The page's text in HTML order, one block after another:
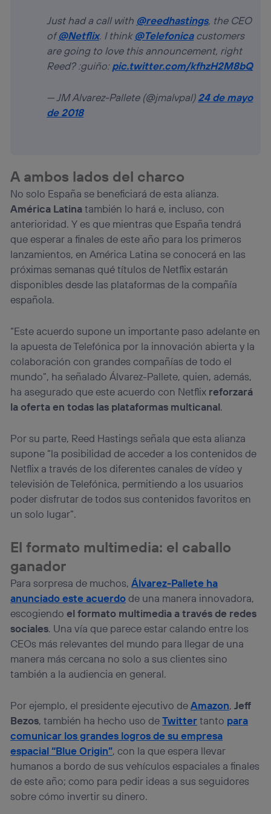
Just had a call with @reedhastings, the CEO
of@Netflix. I think@Telefonicacustomers
are going to love this announcement, right
Reed? :guiño:pic.twitter.com/kfhzH2M8bQ
— JM Alvarez-Pallete (@jmalvpal)24 de mayo
de 2018
A ambos lados del charco
No solo España se beneficiará de esta alianza.
América Latinatambién lo hará e, incluso, con
anterioridad. Y es que mientras que España tendrá
que esperar a finales de este año para los primeros
lanzamientos, en América Latina se conocerá en las
próximas semanas qué títulos de Netflix estarán
disponibles desde las plataformas de la compañía
española.
“Este acuerdo supone un importante paso adelante en
la apuesta de Telefónica por la innovación abierta y la
colaboración con grandes compañías de todo el
mundo”, ha señalado Álvarez-Pallete, quien, además,
ha asegurado que este acuerdo con Netflix reforzará
la oferta en todas las plataformas multicanal.
Por su parte, Reed Hastings señala que esta alianza
supone “la posibilidad de acceder a los contenidos de
Netflix a través de los diferentes canales de vídeo y
televisión de Telefónica, permitiendo a los usuarios
poder disfrutar de todos sus contenidos favoritos en
un solo lugar”.
El formato multimedia: el caballo
ganador
Para sorpresa de muchos,Álvarez-Pallete ha
anunciado este acuerdode una manera innovadora,
escogiendoel formato multimedia a través de redes
sociales. Una vía que parece estar calando entre los
CEOs más relevantes del mundo para llegar de una
manera más cercana no solo a sus clientes sino
también a la audiencia en general.
Por ejemplo, el presidente ejecutivo deAmazon,Jeff
Bezos, también ha hecho uso deTwittertanto para
comunicar los grandes logros de su empresa
espacial“Blue Origin”, con la que espera llevar
humanos a bordo de sus vehículos espaciales a finales
de este año; como para pedir ideas a sus seguidores
sobre cómo invertir su dinero.
navegación del usuario del móvil.
Puedes gestionar los consentimientos Utiq seleccionando
“Administrar Utiq” en la parte inferior de esta página web o
visitando el portal de privacidad de Utiq
(“consenthub”)
. Para más información, consulta